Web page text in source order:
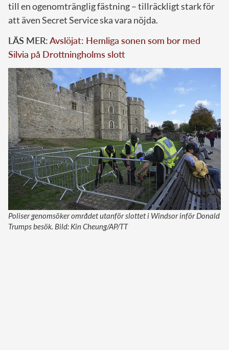
till en ogenomtränglig fästning – tillräckligt stark för
att även Secret Service ska vara nöjda.
LÄS MER:Avslöjat: Hemliga sonen som bor med
Silvia på Drottningholms slott
Poliser genomsöker området utanför slottet i Windsor inför Donald
Trumps besök. Bild: Kin Cheung/AP/TT